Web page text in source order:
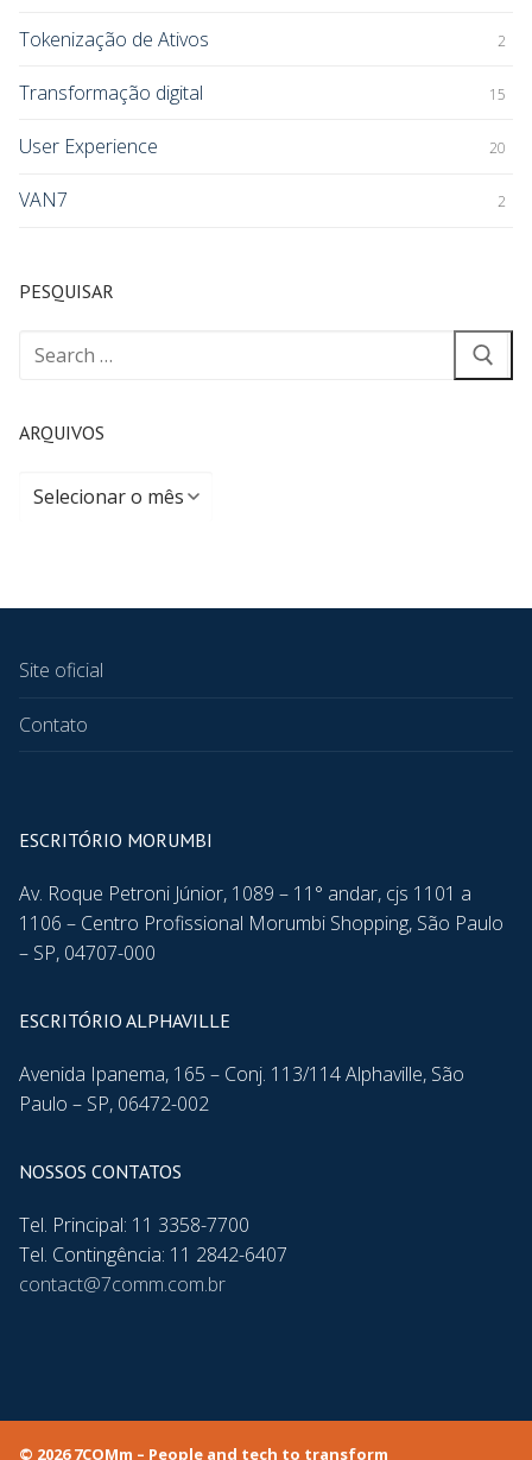
Tokenização de Ativos 2
Transformação digital 15
User Experience 20
VAN7 2
PESQUISAR
ARQUIVOS
Site oficial
Contato
ESCRITÓRIO MORUMBI
Av. Roque Petroni Júnior, 1089 – 11° andar, cjs 1101 a
1106 – Centro Profissional Morumbi Shopping, São Paulo
– SP, 04707-000
ESCRITÓRIO ALPHAVILLE
Avenida Ipanema, 165 – Conj. 113/114 Alphaville, São
Paulo – SP, 06472-002
NOSSOS CONTATOS
Tel. Principal: 11 3358-7700
Tel. Contingência: 11 2842-6407
contact@7comm.com.br
© 2026 7COMm – People and tech to transform